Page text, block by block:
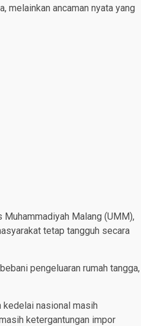
melainkan ancaman nyata yang
Malang (UMM),
tetap tangguh secara
pengeluaran rumah tangga,
kedelai nasional masih
ketergantungan impor